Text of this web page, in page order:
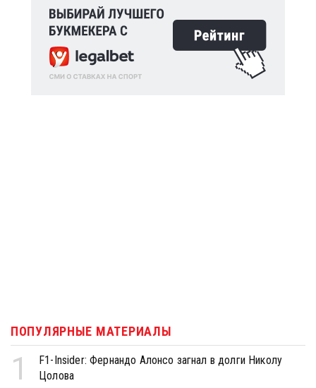
ПОПУЛЯРНЫЕ МАТЕРИАЛЫ
1
F1-Insider: Фернандо Алонсо загнал в долги Николу
Цолова